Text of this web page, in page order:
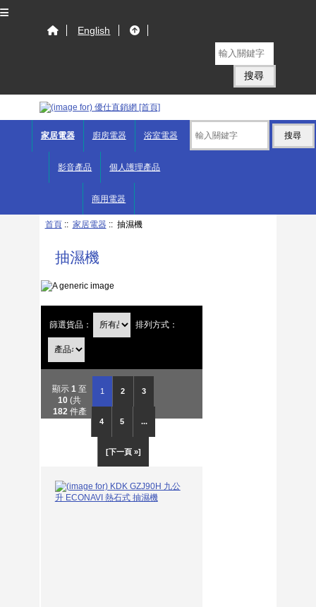
English
家居電器 廚房電器 浴室電器
影音產品 個人護理產品
商用電器
首頁:: 家居電器:: 抽濕機
抽濕機
篩選貨品： 排列方式：
1 2 3
4 5 ...
[下一頁 »]
顯示1 至
10 (共
182 件產